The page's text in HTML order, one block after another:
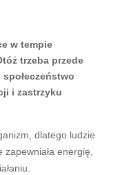
w tempie
trzeba przede
i zastrzyku
dlatego ludzie
energię,